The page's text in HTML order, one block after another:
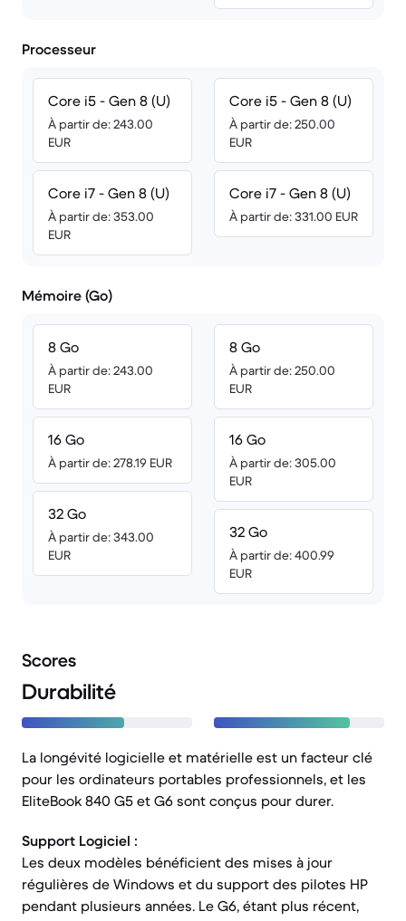
Processeur
Core i5 - Gen 8 (U)
À partir de: 243.00
EUR
Core i7 - Gen 8 (U)
À partir de: 353.00
EUR
Core i5 - Gen 8 (U)
À partir de: 250.00
EUR
Core i7 - Gen 8 (U)
À partir de: 331.00 EUR
Mémoire (Go)
8 Go
À partir de: 243.00
EUR
16 Go
À partir de: 278.19 EUR
32 Go
À partir de: 343.00
EUR
8 Go
À partir de: 250.00
EUR
16 Go
À partir de: 305.00
EUR
32 Go
À partir de: 400.99
EUR
Scores
Durabilité
La longévité logicielle et matérielle est un facteur clé
pour les ordinateurs portables professionnels, et les
EliteBook 840 G5 et G6 sont conçus pour durer.
Support Logiciel :
Les deux modèles bénéficient des mises à jour
régulières de Windows et du support des pilotes HP
pendant plusieurs années. Le G6, étant plus récent,